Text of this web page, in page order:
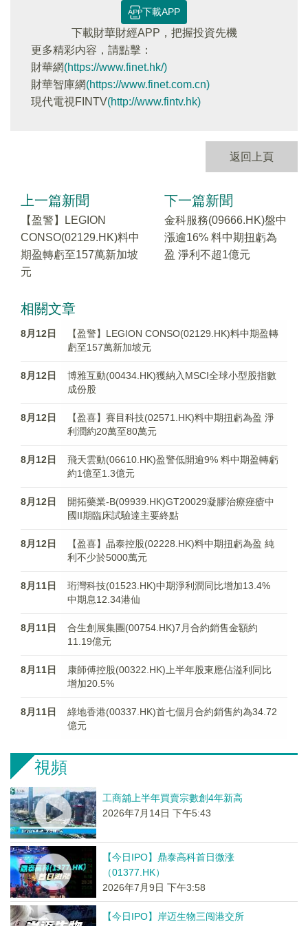
下載APP
下載財華財經APP，把握投資先機
更多精彩内容，請點擊：
財華網(https://www.finet.hk/)
財華智庫網(https://www.finet.com.cn)
現代電視FINTV(http://www.fintv.hk)
返回上頁
上一篇新聞
【盈警】LEGION
CONSO(02129.HK)料中
期盈轉虧至157萬新加坡
元
下一篇新聞
金科服務(09666.HK)盤中
漲逾16% 料中期扭虧為
盈 淨利不超1億元
相關文章
8月12日
【盈警】LEGION CONSO(02129.HK)料中期盈轉
虧至157萬新加坡元
8月12日
博雅互動(00434.HK)獲納入MSCI全球小型股指數
成份股
8月12日
【盈喜】賽目科技(02571.HK)料中期扭虧為盈 淨
利潤約20萬至80萬元
8月12日
飛天雲動(06610.HK)盈警低開逾9% 料中期盈轉虧
約1億至1.3億元
8月12日
開拓藥業-B(09939.HK)GT20029凝膠治療痤瘡中
國II期臨床試驗達主要終點
8月12日
【盈喜】晶泰控股(02228.HK)料中期扭虧為盈 純
利不少於5000萬元
8月11日
珩灣科技(01523.HK)中期淨利潤同比增加13.4%
中期息12.34港仙
8月11日
合生創展集團(00754.HK)7月合約銷售金額約
11.19億元
8月11日
康師傅控股(00322.HK)上半年股東應佔溢利同比
增加20.5%
8月11日
綠地香港(00337.HK)首七個月合約銷售約為34.72
億元
視頻
工商舖上半年買賣宗數創4年新高
2026年7月14日 下午5:43
【今日IPO】鼎泰高科首日微涨
（01377.HK）
2026年7月9日 下午3:58
【今日IPO】岸迈生物三闯港交所